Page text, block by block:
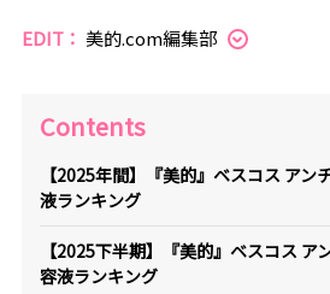
EDIT： 美的.com編集部
Contents
【2025年間】『美的』ベスコス アン
液ランキング
【2025下半期】『美的』ベスコス ア
容液ランキング